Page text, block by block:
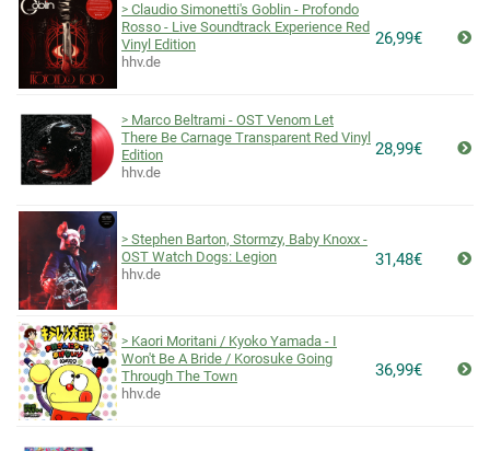
Claudio Simonetti's Goblin - Profondo
Rosso - Live Soundtrack Experience Red
Vinyl Edition
hhv.de
26,99€
Marco Beltrami - OST Venom Let
There Be Carnage Transparent Red Vinyl
Edition
hhv.de
28,99€
Stephen Barton, Stormzy, Baby Knoxx -
OST Watch Dogs: Legion
hhv.de
31,48€
Kaori Moritani / Kyoko Yamada - I
Won't Be A Bride / Korosuke Going
Through The Town
hhv.de
36,99€